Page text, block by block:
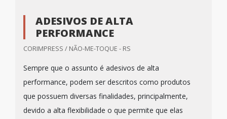
ADESIVOS DE ALTA
PERFORMANCE
CORIMPRESS / NÃO-ME-TOQUE - RS
Sempre que o assunto é adesivos de alta
performance, podem ser descritos como produtos
que possuem diversas finalidades, principalmente,
devido a alta flexibilidade o que permite que elas